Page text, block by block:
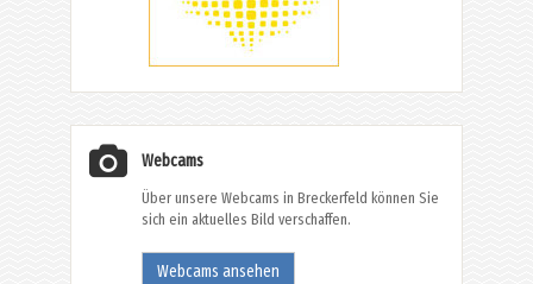
Webcams
Über unsere Webcams in Breckerfeld können Sie
sich ein aktuelles Bild verschaffen.
Webcams ansehen